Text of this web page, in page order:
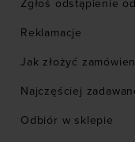
Zgłoś odstąpienie
Reklamacje
Jak złożyć
Najczęściej
Odbiór w sklepie